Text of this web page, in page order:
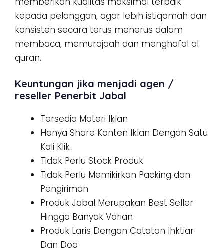
kepada pelanggan, agar lebih istiqomah dan
konsisten secara terus menerus dalam
membaca, memurajaah dan menghafal al
quran.
Keuntungan jika menjadi agen /
reseller Penerbit Jabal
Tersedia Materi Iklan
Hanya Share Konten Iklan Dengan Satu
Kali Klik
Tidak Perlu Stock Produk
Tidak Perlu Memikirkan Packing dan
Pengiriman
Produk Jabal Merupakan Best Seller
Hingga Banyak Varian
Produk Laris Dengan Catatan Ihktiar
Dan Doa